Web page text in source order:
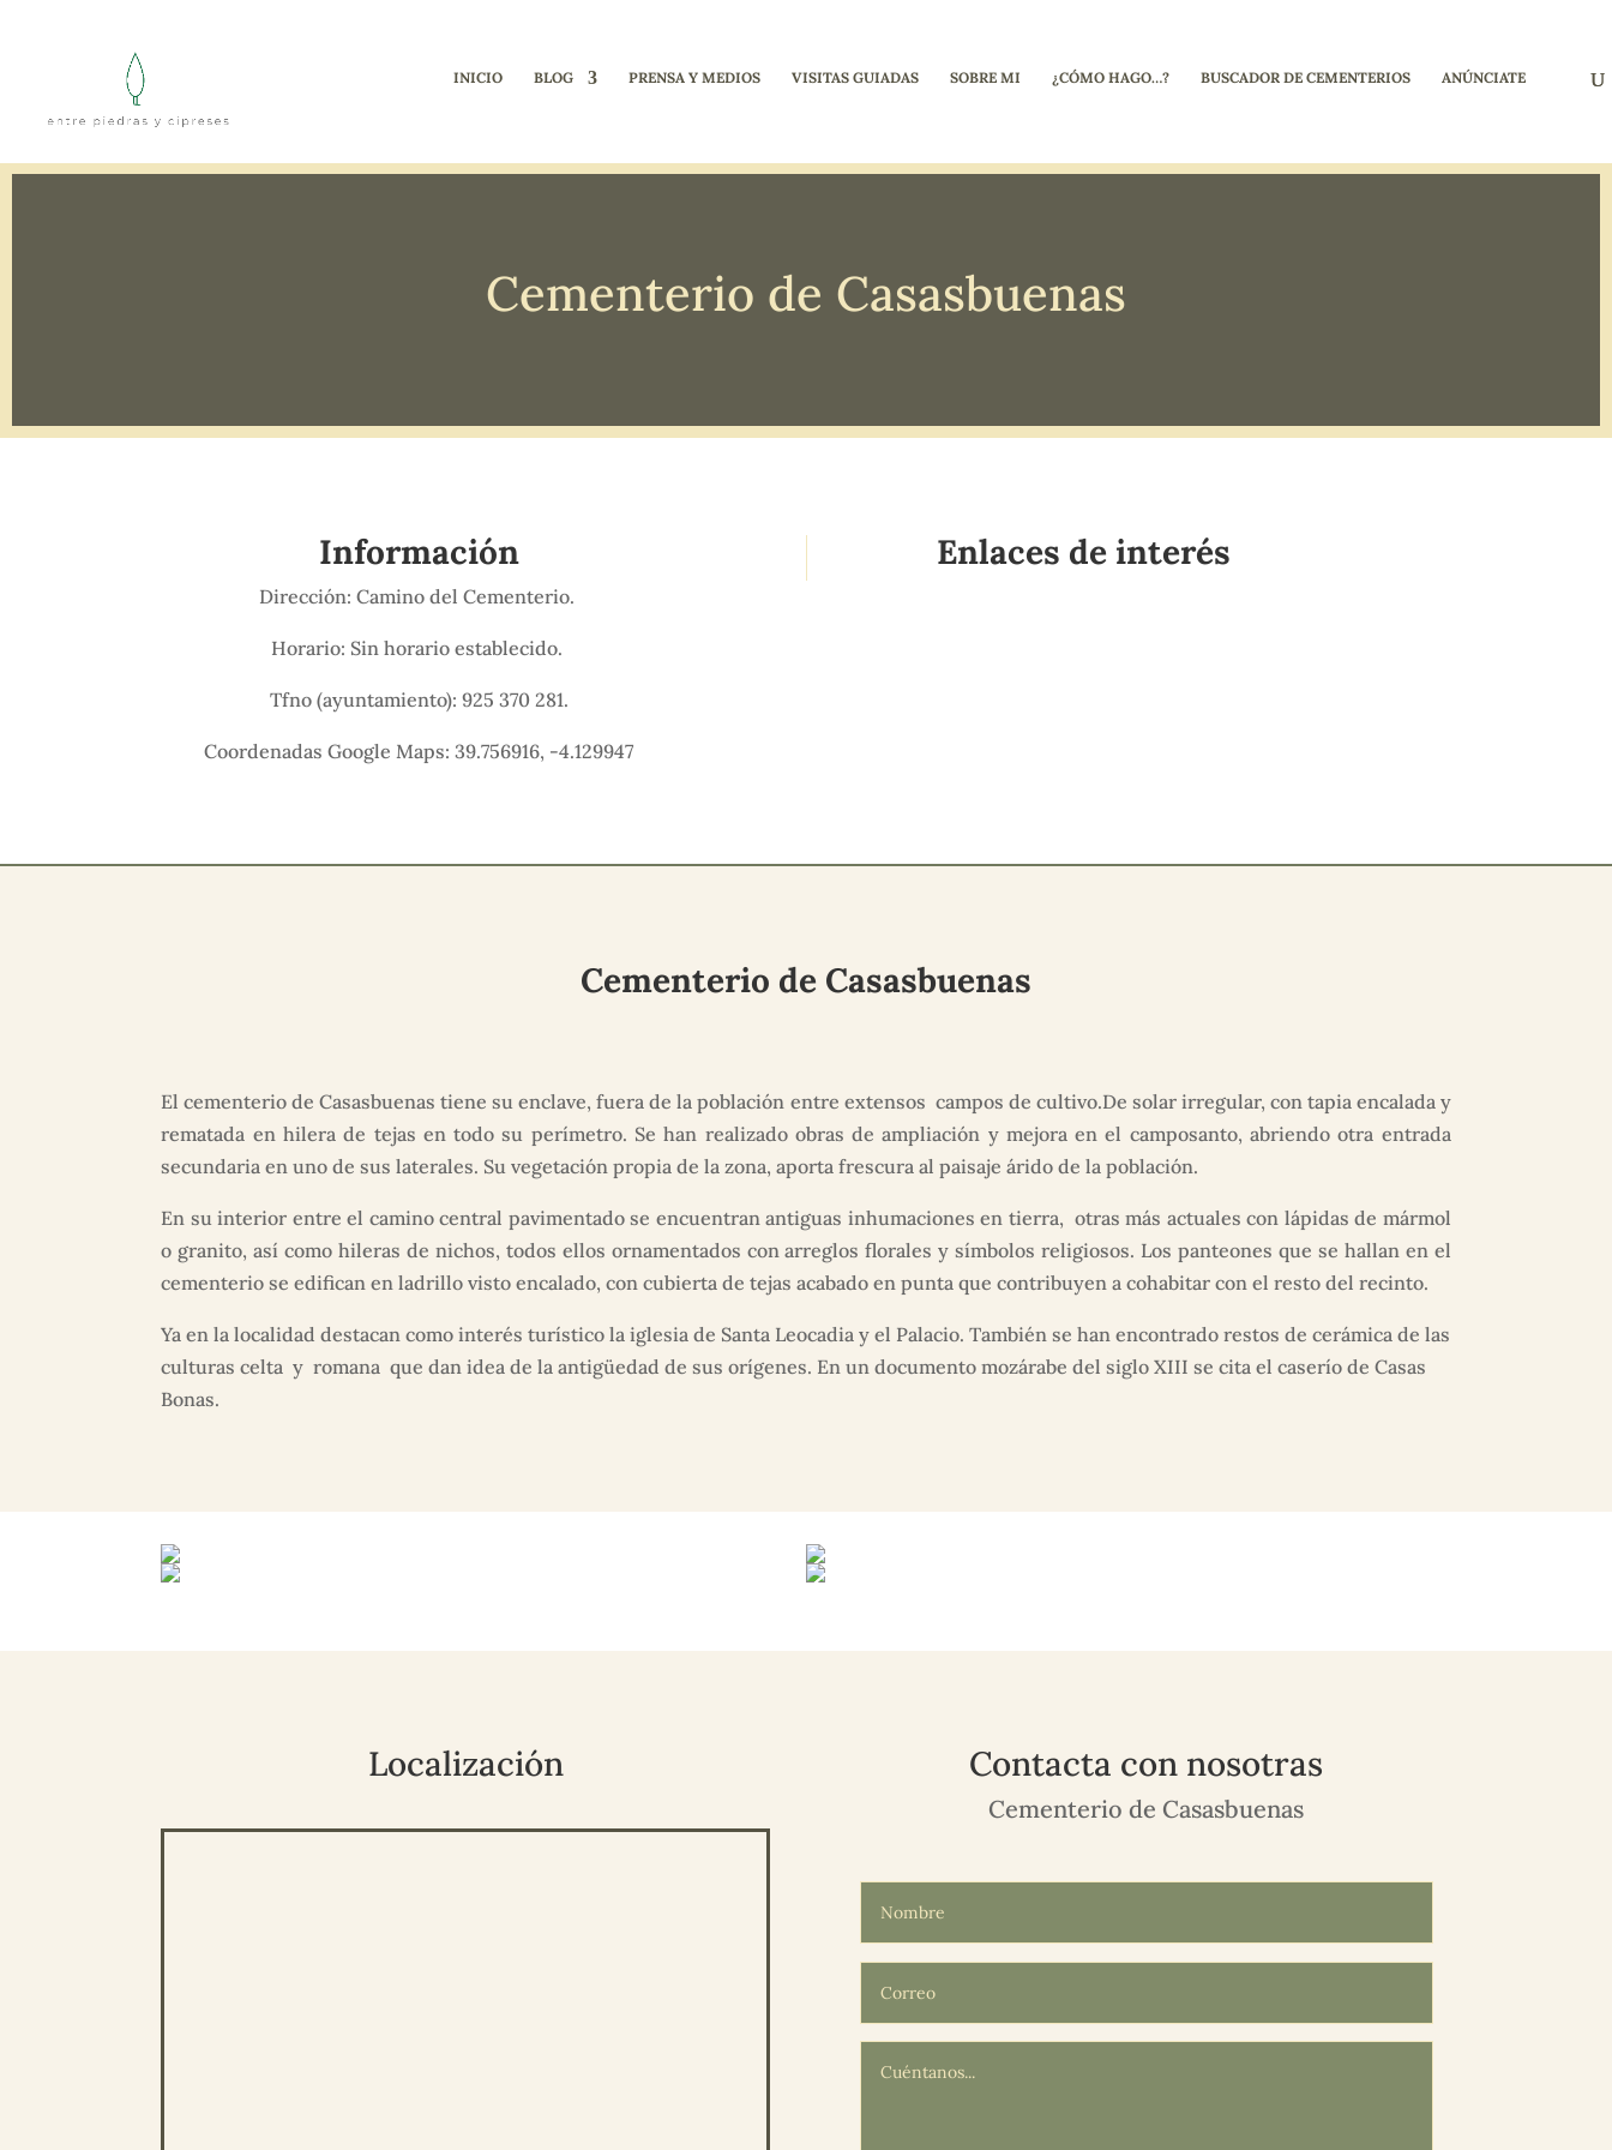
INICIO BLOG PRENSA Y MEDIOS VISITAS GUIADAS SOBRE MI ¿CÓMO HAGO…? BUSCADOR DE CEMENTERIOS ANÚNCIATE
Cementerio de Casasbuenas
Información
Dirección: Camino del Cementerio.
Horario: Sin horario establecido.
Tfno (ayuntamiento): 925 370 281.
Coordenadas Google Maps: 39.756916, -4.129947
Enlaces de interés
Cementerio de Casasbuenas
El cementerio de Casasbuenas tiene su enclave, fuera de la población entre extensos campos de cultivo.De solar irregular, con tapia encalada y
rematada en hilera de tejas en todo su perímetro. Se han realizado obras de ampliación y mejora en el camposanto, abriendo otra entrada
secundaria en uno de sus laterales. Su vegetación propia de la zona, aporta frescura al paisaje árido de la población.
En su interior entre el camino central pavimentado se encuentran antiguas inhumaciones en tierra, otras más actuales con lápidas de mármol
o granito, así como hileras de nichos, todos ellos ornamentados con arreglos florales y símbolos religiosos. Los panteones que se hallan en el
cementerio se edifican en ladrillo visto encalado, con cubierta de tejas acabado en punta que contribuyen a cohabitar con el resto del recinto.
Ya en la localidad destacan como interés turístico la iglesia de Santa Leocadia y el Palacio. También se han encontrado restos de cerámica de las
culturas celta y romana que dan idea de la antigüedad de sus orígenes. En un documento mozárabe del siglo XIII se cita el caserío de Casas
Bonas.
Localización Contacta con nosotras
Cementerio de Casasbuenas